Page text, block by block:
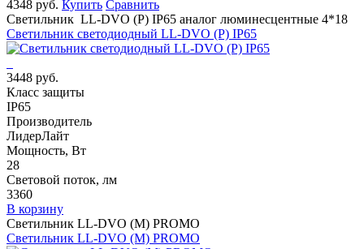
4348 руб. Купить Сравнить
Светильник LL-DVO (P) IP65 аналог люминесцентные 4*18
Светильник светодиодный LL-DVO (P) IP65
3448 руб.
Класс защиты
IP65
Производитель
ЛидерЛайт
Мощность, Вт
28
Световой поток, лм
3360
В корзину
Светильник LL-DVO (M) PROMO
Светильник LL-DVO (M) PROMO